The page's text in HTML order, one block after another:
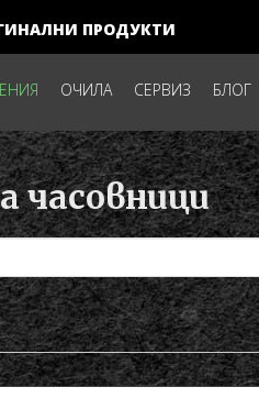
ПРОДУКТИ
ОЧИЛА СЕРВИЗ
БЛОГ
часовници